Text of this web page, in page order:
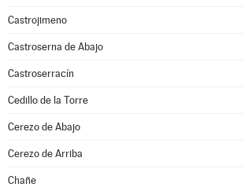
Castrojimeno
Castroserna de Abajo
Castroserracín
Cedillo de la Torre
Cerezo de Abajo
Cerezo de Arriba
Chañe